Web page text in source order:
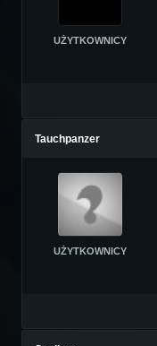
UŻYTKOWNICY
Tauchpanzer
UŻYTKOWNICY